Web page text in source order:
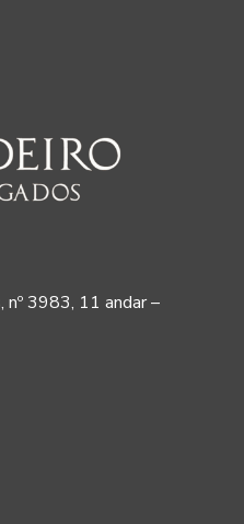
nº 3983, 11 andar –